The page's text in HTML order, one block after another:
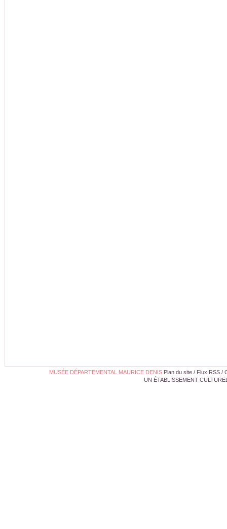
MUSÉE DÉPARTEMENTAL MAURICE DENIS Plan du site / Flux RSS /
UN ÉTABLISSEMENT